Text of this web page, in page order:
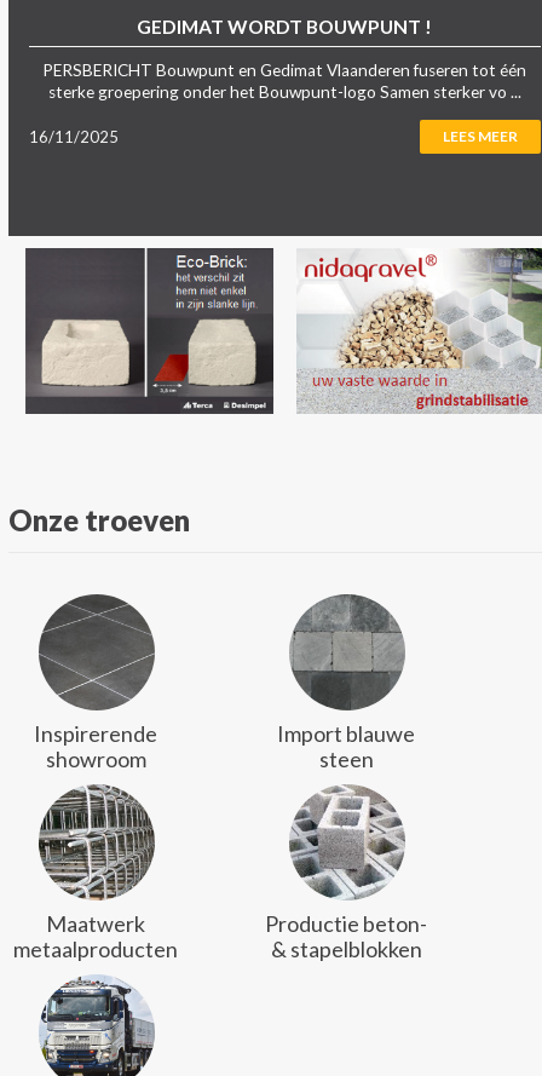
GEDIMAT WORDT BOUWPUNT !
PERSBERICHT Bouwpunt en Gedimat Vlaanderen fuseren tot één
sterke groepering onder het Bouwpunt-logo Samen sterker vo ...
16/11/2025 LEES MEER
Onze troeven
Inspirerende
showroom
Import blauwe
steen
Maatwerk
metaalproducten
Productie beton-
& stapelblokken